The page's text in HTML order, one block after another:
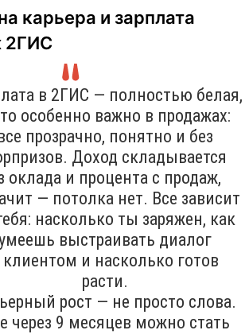
карьера и зарплата
2ГИС
в 2ГИС — полностью белая,
особенно важно в продажах:
прозрачно, понятно и без
Доход складывается
оклада и процента с продаж,
— потолка нет. Все зависит
насколько ты заряжен, как
выстраивать диалог
клиентом и насколько готов
расти.
рост — не просто слова.
через 9 месяцев можно стать